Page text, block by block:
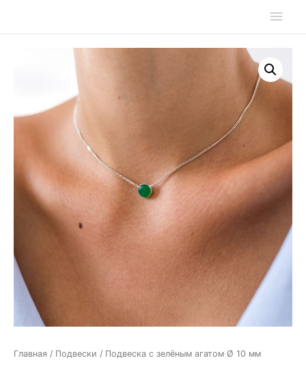
Главная / Подвески / Подвеска с зелёным агатом Ø 10 мм